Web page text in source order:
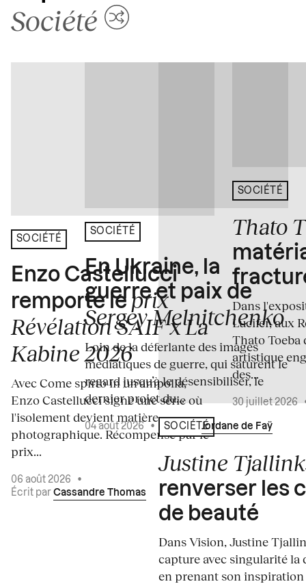
Société
SOCIÉTÉ
Enzo Castellucci
remporte le prix
Révélation SAIF x La
Kabine 2026
Avec Come spirto in un'ampolla,
Enzo Castellucci signe une série où
l'isolement devient matière
photographique. Récompensé par le
prix...
06 août 2026
•
Écrit par Cassandre Thomas
SOCIÉTÉ
En Ukraine, la
guerre et paix de
Sergey Melnitchenko
Loin de la déferlante des images
médiatiques de guerre, qui saturent le
regard jusqu’à le désensibiliser, le
dernier projet du...
04 août 2026 • Écrit par Jordane de Faÿ
SOCIÉTÉ
Justine
renverser les
de beauté
Dans Vision, Justine
capture avec singularité la
en prenant son inspiration
SOCIÉTÉ
Thato
Dans
Lucifer, aux
Thato Toeba
artistique
des...
30 juillet 2026